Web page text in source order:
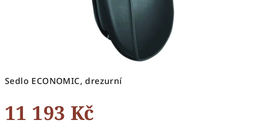
Sedlo ECONOMIC, drezurní
11 193 Kč